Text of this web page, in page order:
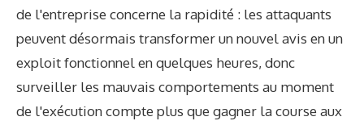
de l'entreprise concerne la rapidité : les attaquants
peuvent désormais transformer un nouvel avis en un
exploit fonctionnel en quelques heures, donc
surveiller les mauvais comportements au moment
de l'exécution compte plus que gagner la course aux